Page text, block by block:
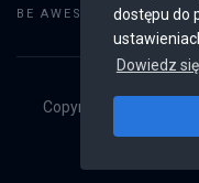
dostępu do
Dowiedz
BE AWESOME:
Copyright © 2019 -